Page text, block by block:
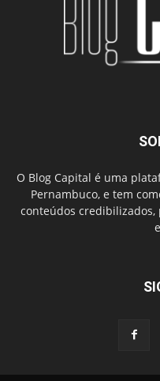
O Blog Capital é uma
Pernambuco, e tem
conteúdos credibilizados,